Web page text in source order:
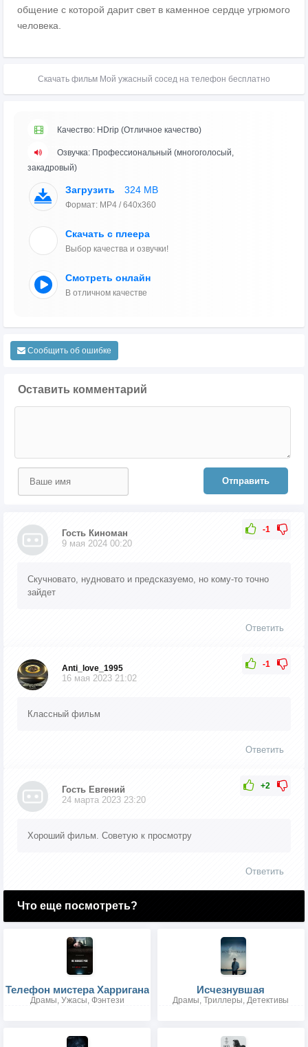
общение с которой дарит свет в каменное сердце угрюмого
человека.
Скачать фильм Мой ужасный сосед на телефон бесплатно
Качество: HDrip (Отличное качество)
Озвучка: Профессиональный (многоголосый,
закадровый)
Загрузить 324 MB
Формат: MP4 / 640x360
Скачать с плеера
Выбор качества и озвучки!
Смотреть онлайн
В отличном качестве
Сообщить об ошибке
Оставить комментарий
Отправить
-1
Гость Киноман
9 мая 2024 00:20
Скучновато, нудновато и предсказуемо, но кому-то точно
зайдет
Ответить
-1
Anti_love_1995
16 мая 2023 21:02
Классный фильм
Ответить
+2
Гость Евгений
24 марта 2023 23:20
Хороший фильм. Советую к просмотру
Ответить
Что еще посмотреть?
Телефон мистера Харригана
Драмы, Ужасы, Фэнтези
Исчезнувшая
Драмы, Триллеры, Детективы